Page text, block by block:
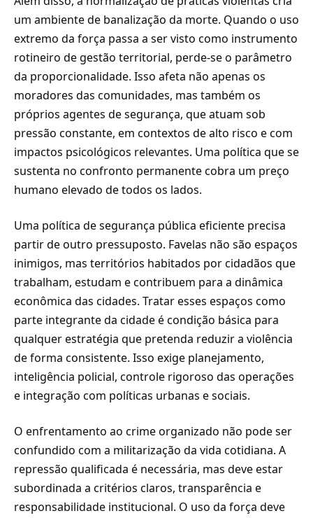
um ambiente de banalização da morte. Quando o uso
extremo da força passa a ser visto como instrumento
rotineiro de gestão territorial, perde-se o parâmetro
da proporcionalidade. Isso afeta não apenas os
moradores das comunidades, mas também os
próprios agentes de segurança, que atuam sob
pressão constante, em contextos de alto risco e com
impactos psicológicos relevantes. Uma política que se
sustenta no confronto permanente cobra um preço
humano elevado de todos os lados.
Uma política de segurança pública eficiente precisa
partir de outro pressuposto. Favelas não são espaços
inimigos, mas territórios habitados por cidadãos que
trabalham, estudam e contribuem para a dinâmica
econômica das cidades. Tratar esses espaços como
parte integrante da cidade é condição básica para
qualquer estratégia que pretenda reduzir a violência
de forma consistente. Isso exige planejamento,
inteligência policial, controle rigoroso das operações
e integração com políticas urbanas e sociais.
O enfrentamento ao crime organizado não pode ser
confundido com a militarização da vida cotidiana. A
repressão qualificada é necessária, mas deve estar
subordinada a critérios claros, transparência e
responsabilidade institucional. O uso da força deve